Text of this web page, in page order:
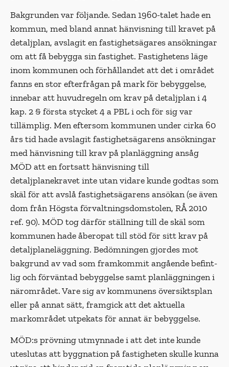
Bakgrunden var följande. Sedan 1960-talet hade en
kommun, med bland annat hänvisning till kravet på
detaljplan, avslagit en fastighetsägares ansökningar
om att få bebygga sin fastighet. Fastighetens läge
inom kommunen och förhållandet att det i området
fanns en stor efterfrågan på mark för bebyggelse,
innebar att huvudregeln om krav på detaljplan i 4
kap. 2 § första stycket 4 a PBL i och för sig var
tillämplig. Men eftersom kommunen under cirka 60
års tid hade avslagit fastighetsägarens ansökningar
med hänvisning till krav på planläggning ansåg
MÖD att en fortsatt hänvisning till
detaljplanekravet inte utan vidare kunde godtas som
skäl för att avslå fastighetsägarens ansökan (se även
dom från Högsta förvaltningsdomstolen, RÅ 2010
ref. 90). MÖD tog därför ställning till de skäl som
kommunen hade åberopat till stöd för sitt krav på
detaljplaneläggning. Bedömningen gjordes mot
bakgrund av vad som framkommit angående befint­
lig och förväntad bebyggelse samt plan­läggningen i
närområdet. Vare sig av kom­munens översiktsplan
eller på annat sätt, framgick att det aktuella
markområdet utpekats för annat är bebyggelse.
MÖD:s prövning utmynnade i att det inte kunde
uteslutas att byggnation på fastigheten skulle kunna